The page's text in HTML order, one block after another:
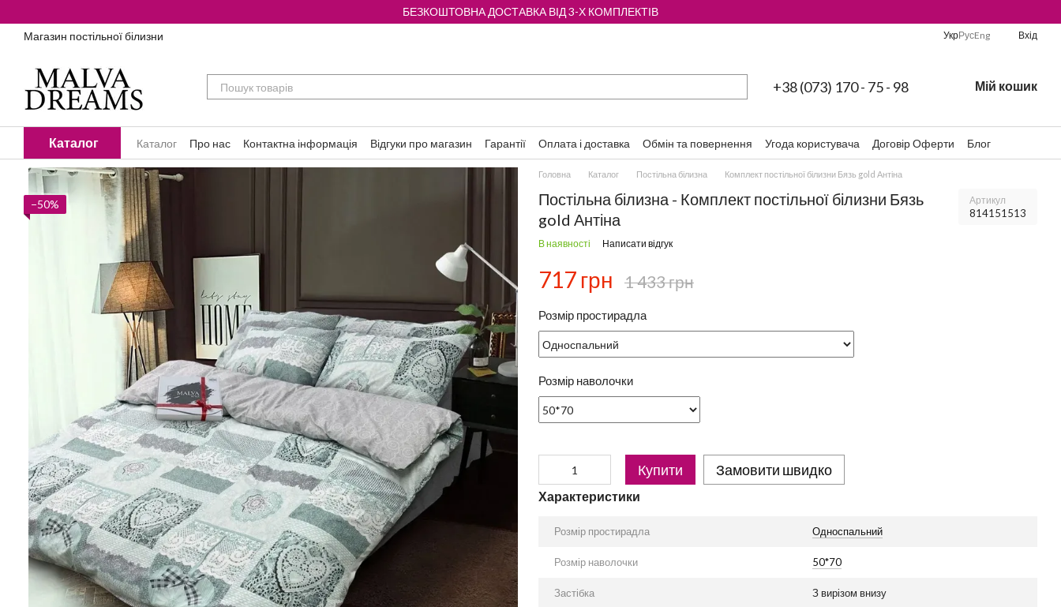
БЕЗКОШТОВНА ДОСТАВКА ВІД 3-Х КОМПЛЕКТІВ
Магазин постільної білизни
УкрРусEng Вхід
+38 (073) 170 - 75 - 98 Мій кошик
Каталог Каталог Про нас Контактна інформація Відгуки про магазин Гарантії Оплата і доставка Обмін та повернення Угода користувача Договір Оферти Блог
−50%
Головна Каталог Постільна білизна Комплект постільної білизни Бязь gold Антіна
Постільна білизна - Комплект постільної білизни Бязь
gold Антіна
Артикул
814151513
В наявності Написати відгук
717 грн 1 433 грн
Розмір простирадла
Розмір наволочки
Купити Замовити швидко
Характеристики
Розмір простирадла Односпальний
Розмір наволочки 50*70
Застібка З вирізом внизу